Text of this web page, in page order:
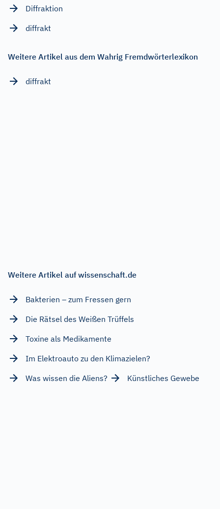
Diffraktion
diffrakt
Weitere Artikel aus dem Wahrig Fremdwörterlexikon
diffrakt
Weitere Artikel auf wissenschaft.de
Bakterien – zum Fressen gern
Die Rätsel des Weißen Trüffels
Toxine als Medikamente
Im Elektroauto zu den Klimazielen?
Was wissen die Aliens?
Künstliches Gewebe